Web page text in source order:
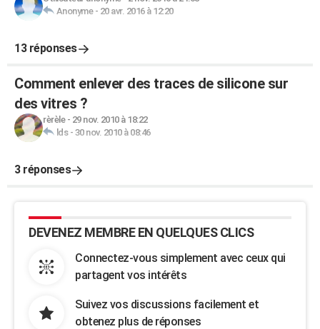
Anonyme- 20 avr. 2016 à 12:20
13 réponses
Comment enlever des traces de silicone sur
des vitres ?
rèrèle- 29 nov. 2010 à 18:22
lds- 30 nov. 2010 à 08:46
3 réponses
DEVENEZ MEMBRE EN QUELQUES CLICS
Connectez-vous simplement avec ceux qui
partagent vos intérêts
Suivez vos discussions facilement et
obtenez plus de réponses